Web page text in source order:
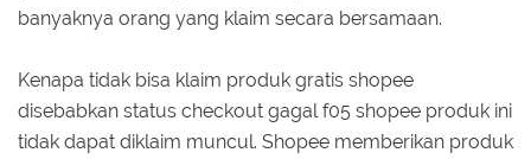
banyaknya orang yang klaim secara bersamaan.
Kenapa tidak bisa klaim produk gratis shopee
disebabkan status checkout gagal f05 shopee produk ini
tidak dapat diklaim muncul. Shopee memberikan produk